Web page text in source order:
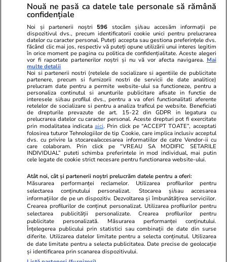
Viva.ro
Ce s-a aflat despre prima soție a lui Claudiu
Manda i-a suprins pe toți! Dar mai ales gestul
făcut de Olguța pentru mama copilului
soțului e chiar cir...
Unica.ro
Nu și ei! S-au
căsnicie! Cei doi
secret. Nimeni
motiv al
© 2026 Ringier Romania. Toate drepturile rezervate
Actualizare preferințe cookies
Nouă ne pasă ca datele tale personale să rămână
confidențiale
Noi și partenerii noștri 596 stocăm și/sau accesăm informații pe
dispozitivul dvs., precum identificatorii cookie unici pentru prelucrarea
datelor cu caracter personal. Puteți accepta sau gestiona preferințele dvs.
făcând clic mai jos, respectiv vă puteți opune utilizării unui interes legitim
în orice moment pe pagina cu politica de confidențialitate. Aceste alegeri
vor fi raportate partenerilor noștri și nu vă vor afecta navigarea. Mai
multe detalii
Noi si partenerii nostri (retelele de socializare si agentiile de publicitate
partenere, precum si furnizorii nostri de servicii de date analitice)
prelucram date pentru a permite website-ului sa functioneze, pentru a
personaliza continutul si anunturile publicitare afisate in functie de
interesele si/sau profilul dvs., pentru a va oferi functionalitati aferente
retelelor de socializare si pentru a analiza traficul pe website. Beneficiati
de drepturile prevazute de art. 15-22 din GDPR in legatura cu
prelucrarea datelor cu caracter personal. Aceste drepturi pot fi exercitate
prin modalitatea indicataaici. Prin click pe “ACCEPT TOATE”, acceptati
folosirea tuturor Tehnologiilor de tip Cookie, care implica inclusiv acceptul
dvs. cu privire la stocarea/accesarea informatiilor de catre Vendor-ii cu
care colaboram. Prin click pe “VREAU SA MODIFIC SETARILE
INDIVIDUAL” puteti schimba preferintele in mod individual, mai putin
cele legate de cookie strict necesare pentru functionarea website-ului.
Atât noi, cât și partenerii noștri prelucrăm datele pentru a oferi:
Măsurarea performanței reclamelor. Utilizarea profilurilor pentru
selectarea conținutului personalizat. Stocarea și/sau accesarea
informațiilor de pe un dispozitiv. Dezvoltarea și îmbunătățirea serviciilor.
Crearea profilurilor de conținut personalizat. Utilizarea profilurilor pentru
selectarea publicității personalizate. Crearea profilurilor pentru
publicitate personalizată. Măsurarea performanței conținutului.
Înțelegerea publicului prin statistici sau combinații de date din surse
diferite. Utilizarea datelor limitate pentru a selecta conținutul. Utilizarea
de date limitate pentru a selecta publicitatea. Date precise de geolocație
și identificarea prin scanarea dispozitivului.